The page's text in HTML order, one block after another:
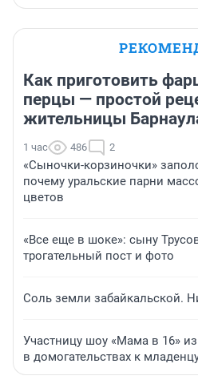
Как приготовить
перцы — простой
жительницы
1 час 486 2
«Сыночки-корзиночки»
почему уральские парни
цветов
«Все еще в шоке»: сыну
трогательный пост и фото
Соль земли забайкальской.
Участницу шоу «Мама в 16»
в домогательствах к